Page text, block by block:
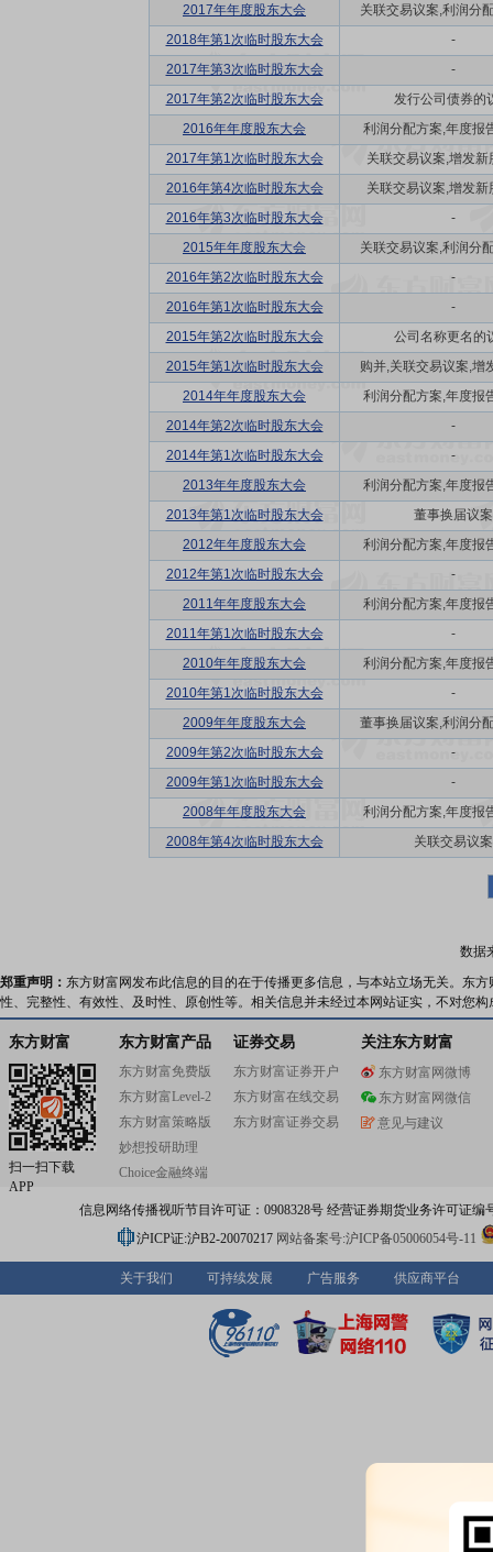
2017年年度股东大会
关联交易议案,利润分
2018年第1次临时股东大会
-
2017年第3次临时股东大会
-
2017年第2次临时股东大会
发行公司债券的
2016年年度股东大会
利润分配方案,年度报
2017年第1次临时股东大会
关联交易议案,增发新
2016年第4次临时股东大会
关联交易议案,增发新
2016年第3次临时股东大会
-
2015年年度股东大会
关联交易议案,利润分
2016年第2次临时股东大会
-
2016年第1次临时股东大会
-
2015年第2次临时股东大会
公司名称更名的
2015年第1次临时股东大会
购并,关联交易议案,增
2014年年度股东大会
利润分配方案,年度报
2014年第2次临时股东大会
-
2014年第1次临时股东大会
-
2013年年度股东大会
利润分配方案,年度报
2013年第1次临时股东大会
董事换届议案
2012年年度股东大会
利润分配方案,年度报
2012年第1次临时股东大会
-
2011年年度股东大会
利润分配方案,年度报
2011年第1次临时股东大会
-
2010年年度股东大会
利润分配方案,年度报
2010年第1次临时股东大会
-
2009年年度股东大会
董事换届议案,利润分
2009年第2次临时股东大会
-
2009年第1次临时股东大会
-
2008年年度股东大会
利润分配方案,年度报
2008年第4次临时股东大会
关联交易议案
数据
郑重声明： 东方财富网发布此信息的目的在于传播更多信息，与本站立场无关。东
性、完整性、有效性、及时性、原创性等。相关信息并未经过本网站证实，不对您
东方财富
扫一扫下载
APP
东方财富产品
东方财富免费版
东方财富Level-2
东方财富策略版
妙想投研助理
Choice金融终端
证券交易
东方财富证券开户
东方财富在线交易
东方财富证券交易
关注东方财富
东方财富网微博
东方财富网微信
意见与建议
信息网络传播视听节目许可证：0908328号 经营证券期货业务许可证编
沪ICP证:沪B2-20070217 网站备案号:沪ICP备05006054号-11
关于我们 可持续发展 广告服务 供应商平台